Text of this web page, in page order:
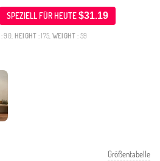
SPEZIELL FÜR HEUTE$31.19
: 90, HEIGHT : 175, WEIGHT : 59
Größentabelle